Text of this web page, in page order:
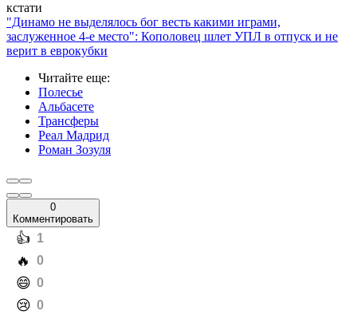
кстати
"Динамо не выделялось бог весть какими играми,
заслуженное 4-е место": Кополовец шлет УПЛ в отпуск и не
верит в еврокубки
Читайте еще:
Полесье
Альбасете
Трансферы
Реал Мадрид
Роман Зозуля
0
Комментировать
️👍 1
️🔥 0
️😄 0
️😢 0